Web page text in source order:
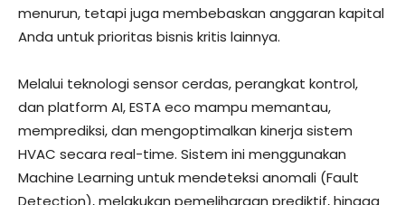
menurun, tetapi juga membebaskan anggaran kapital
Anda untuk prioritas bisnis kritis lainnya.
Melalui teknologi sensor cerdas, perangkat kontrol,
dan platform AI, ESTA eco mampu memantau,
memprediksi, dan mengoptimalkan kinerja sistem
HVAC secara real-time. Sistem ini menggunakan
Machine Learning untuk mendeteksi anomali (Fault
Detection), melakukan pemeliharaan prediktif, hingga